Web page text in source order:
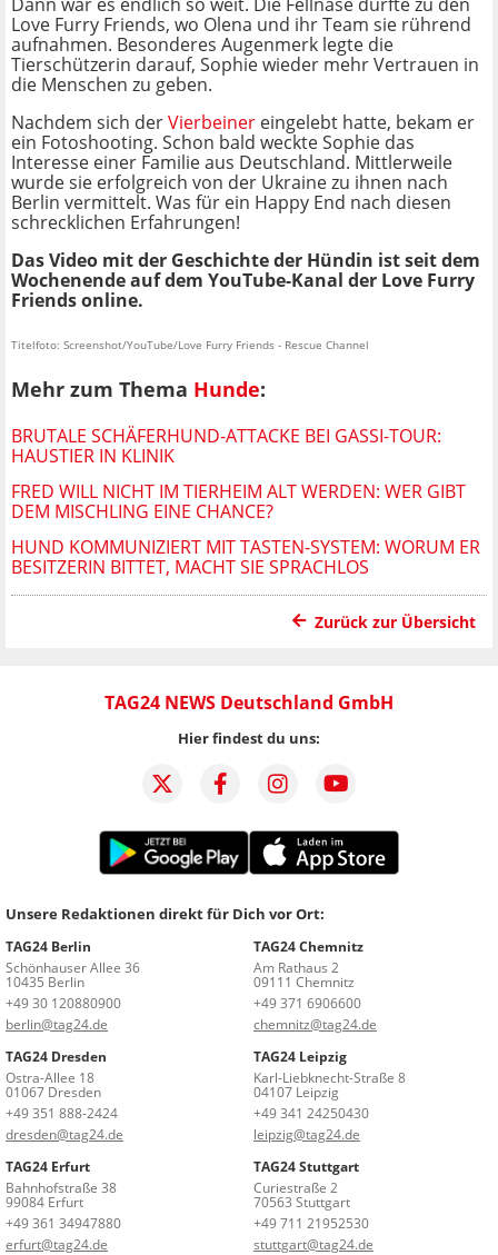
Dann war es endlich so weit. Die Fellnase durfte zu den
Love Furry Friends, wo Olena und ihr Team sie rührend
aufnahmen. Besonderes Augenmerk legte die
Tierschützerin darauf, Sophie wieder mehr Vertrauen in
die Menschen zu geben.
Nachdem sich derVierbeiner eingelebt hatte, bekam er
ein Fotoshooting. Schon bald weckte Sophie das
Interesse einer Familie aus Deutschland. Mittlerweile
wurde sie erfolgreich von der Ukraine zu ihnen nach
Berlin vermittelt. Was für ein Happy End nach diesen
schrecklichen Erfahrungen!
Das Video mit der Geschichte der Hündin ist seit dem
Wochenende auf dem YouTube-Kanal der Love Furry
Friends online.
Titelfoto: Screenshot/YouTube/Love Furry Friends - Rescue Channel
Mehr zum Thema Hunde:
BRUTALE SCHÄFERHUND-ATTACKE BEI GASSI-TOUR:
HAUSTIER IN KLINIK
FRED WILL NICHT IM TIERHEIM ALT WERDEN: WER GIBT
DEM MISCHLING EINE CHANCE?
HUND KOMMUNIZIERT MIT TASTEN-SYSTEM: WORUM ER
BESITZERIN BITTET, MACHT SIE SPRACHLOS
Zurück zur Übersicht
TAG24 NEWS Deutschland GmbH
Hier findest du uns:
Unsere Redaktionen direkt für Dich vor Ort:
TAG24 Berlin
Schönhauser Allee 36
10435 Berlin
+49 30 120880900
berlin@tag24.de
TAG24 Chemnitz
Am Rathaus 2
09111 Chemnitz
+49 371 6906600
chemnitz@tag24.de
TAG24 Dresden
Ostra-Allee 18
01067 Dresden
+49 351 888-2424
dresden@tag24.de
TAG24 Leipzig
Karl-Liebknecht-Straße 8
04107 Leipzig
+49 341 24250430
leipzig@tag24.de
TAG24 Erfurt
Bahnhofstraße 38
99084 Erfurt
+49 361 34947880
erfurt@tag24.de
TAG24 Stuttgart
Curiestraße 2
70563 Stuttgart
+49 711 21952530
stuttgart@tag24.de